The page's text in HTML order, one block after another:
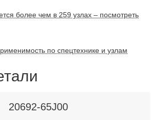
более чем в 259 узлах – посмотреть
по спецтехнике и узлам
20692-65J00